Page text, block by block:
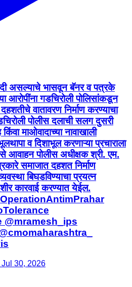
असल्याचे भासवून बॅनर व पत्रके
आरोपींना गडचिरोली पोलिसांकडून
वातावरण निर्माण करण्याचा
पोलीस दलाची सलग दुसरी
माओवादाच्या नावाखाली
व दिशाभूल करणाऱ्या प्रचाराला
आवाहन पोलीस अधीक्षक श्री. एम.
समाजात दहशत निर्माण
बिघडविण्याचा प्रयत्न
कारवाई करण्यात येईल.
@mramesh_ips
30, 2026